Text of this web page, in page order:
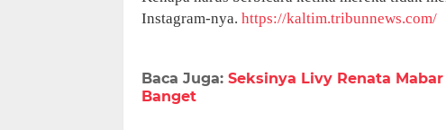
Instagram-nya. https://kaltim.tribunnews.com/
Baca Juga: Seksinya Livy Renata
Banget